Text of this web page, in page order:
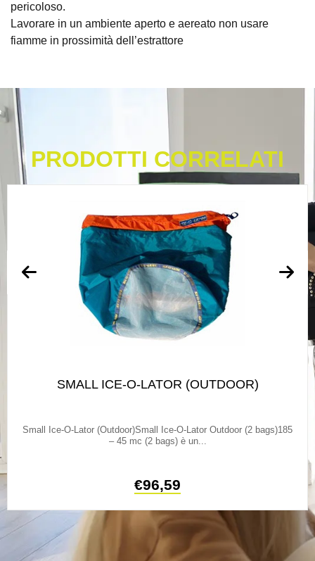
pericoloso.
Lavorare in un ambiente aperto e aereato non usare
fiamme in prossimità dell’estrattore
PRODOTTI CORRELATI
SMALL ICE-O-LATOR (OUTDOOR)
Small Ice-O-Lator (Outdoor)Small Ice-O-Lator Outdoor (2 bags)185
– 45 mc (2 bags) è un...
€96,59